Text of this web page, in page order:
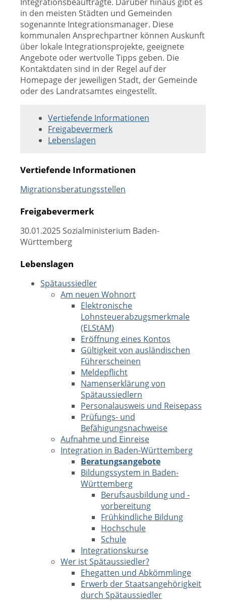
in den meisten Städten und Gemeinden
sogenannte Integrationsmanager. Diese
kommunalen Ansprechpartner können Auskunft
über lokale Integrationsprojekte, geeignete
Angebote oder wertvolle Tipps geben. Die
Kontaktdaten sind in der Regel auf der
Homepage der jeweiligen Stadt, der Gemeinde
oder des Landratsamtes eingestellt.
Vertiefende Informationen
Freigabevermerk
Lebenslagen
Vertiefende Informationen
Migrationsberatungsstellen
Freigabevermerk
30.01.2025 Sozialministerium Baden-
Württemberg
Lebenslagen
Spätaussiedler
Am neuen Wohnort
Elektronische
Lohnsteuerabzugsmerkmale
(ELStAM)
Eröffnung eines Kontos
Gültigkeit von ausländischen
Führerscheinen
Meldepflicht
Namenserklärung von
Spätaussiedlern
Personalausweis und Reisepass
Prüfungs- und
Befähigungsnachweise
Aufnahme und Einreise
Integration in Baden-Württemberg
Beratungsangebote
Bildungssystem in Baden-
Württemberg
Berufsausbildung und -
vorbereitung
Frühkindliche Bildung
Hochschule
Schule
Integrationskurse
Wer ist Spätaussiedler?
Ehegatten und Abkömmlinge
Erwerb der Staatsangehörigkeit
durch Spätaussiedler